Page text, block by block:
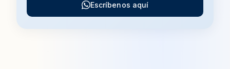
Escríbenos aquí